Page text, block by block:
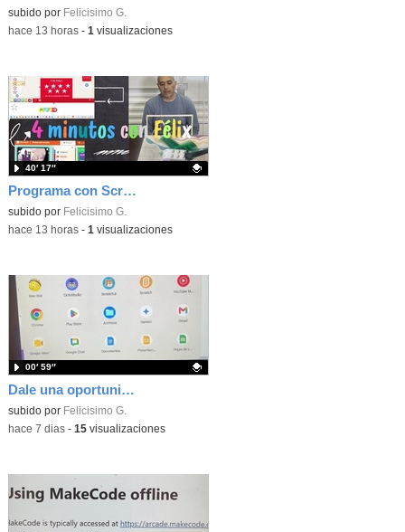
Contenido educativo.
subido por Felicisimo G.
-hace 13 horas- 1 visualizaciones
Programa con Scratch juegos con los partidos del mundial 2026 ganados por España
Contenido educativo.
subido por Felicisimo G.
40′ 17″
-hace 13 horas- 1 visualizaciones
Dale una oportunidad a los Chromebooks y utiliza un proyector para realizar talleres si no tienes pantallas táctiles
Contenido educativo.
subido por Felicisimo G.
00′ 59″
-hace 7 dias- 15visualizaciones